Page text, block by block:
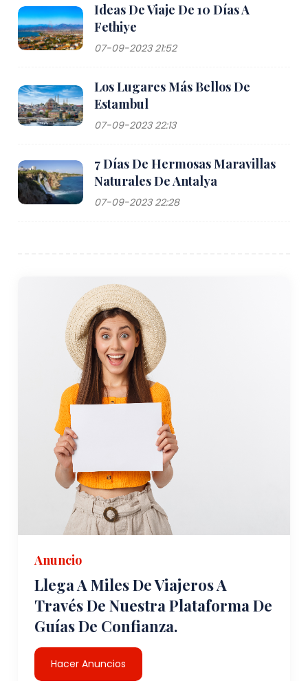
Ideas De Viaje De 10 Días A
Fethiye
07-09-2023 21:52
Los Lugares Más Bellos De
Estambul
07-09-2023 22:13
7 Días De Hermosas Maravillas
Naturales De Antalya
07-09-2023 22:28
Anuncio
Llega A Miles De Viajeros A
Través De Nuestra Plataforma De
Guías De Confianza.
Hacer Anuncios